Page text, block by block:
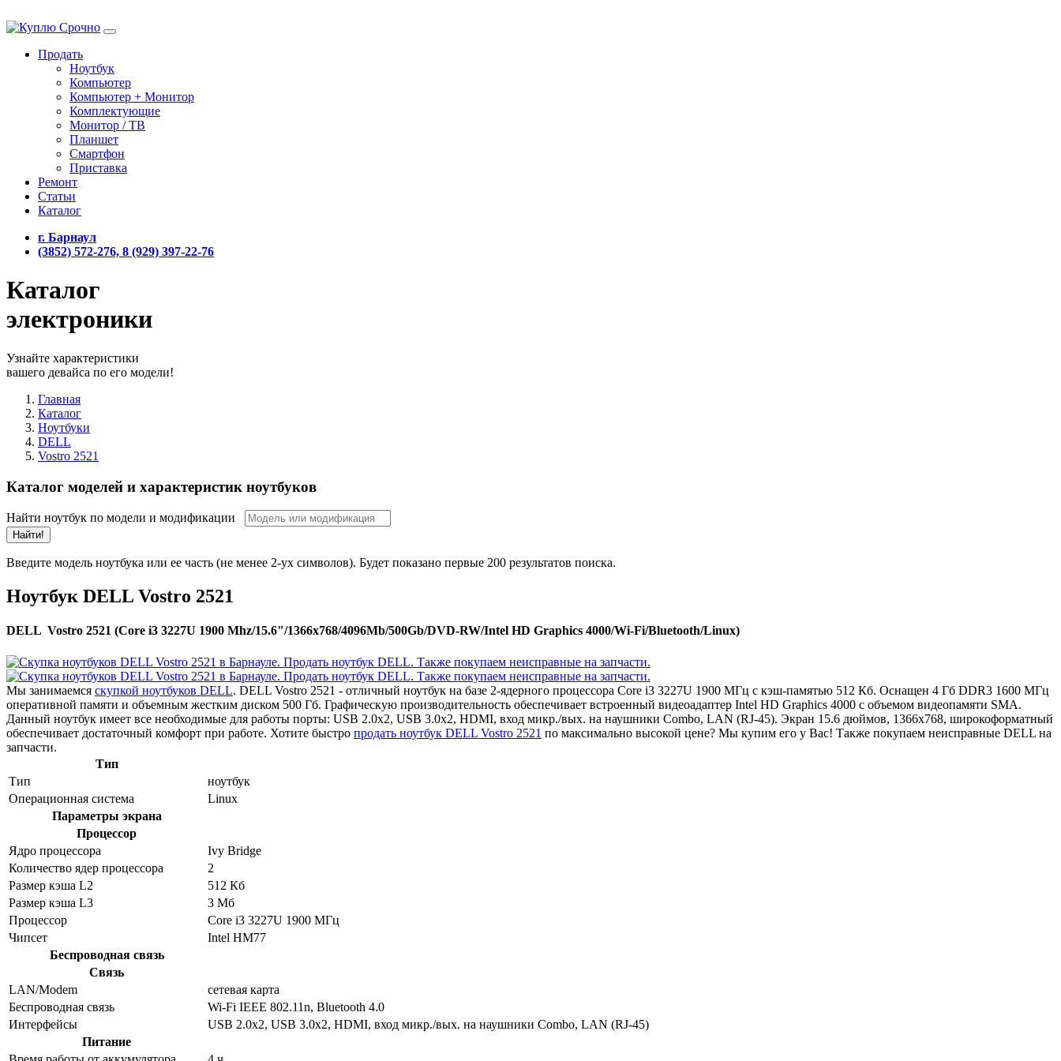
Продать
Ноутбук
Компьютер
Компьютер + Монитор
Комплектующие
Монитор / ТВ
Планшет
Смартфон
Приставка
Ремонт
Статьи
Каталог
г. Барнаул
(3852) 572-276, 8 (929) 397-22-76
Каталог
электроники
Узнайте характеристики
вашего девайса по его модели!
Главная
Каталог
Ноутбуки
DELL
Vostro 2521
Каталог моделей и характеристик ноутбуков
Найти ноутбук по модели и модификации
Найти!
Введите модель ноутбука или ее часть (не менее 2-ух символов). Будет показано первые 200 результатов поиска.
Ноутбук DELL Vostro 2521
DELL Vostro 2521 (Core i3 3227U 1900 Mhz/15.6"/1366x768/4096Mb/500Gb/DVD-RW/Intel HD Graphics 4000/Wi-Fi/Bluetooth/Linux)
Мы занимаемся скупкой ноутбуков DELL. DELL Vostro 2521 - отличный ноутбук на базе 2-ядерного процессора Core i3 3227U 1900 МГц с кэш-памятью 512 Кб. Оснащен 4 Гб DDR3 1600 МГц
оперативной памяти и объемным жестким диском 500 Гб. Графическую производительность обеспечивает встроенный видеоадаптер Intel HD Graphics 4000 с объемом видеопамяти SMA.
Данный ноутбук имеет все необходимые для работы порты: USB 2.0x2, USB 3.0x2, HDMI, вход микр./вых. на наушники Combo, LAN (RJ-45). Экран 15.6 дюймов, 1366x768, широкоформатный
обеспечивает достаточный комфорт при работе. Хотите быстро продать ноутбук DELL Vostro 2521 по максимально высокой цене? Мы купим его у Вас! Также покупаем неисправные DELL на
запчасти.
Тип
Тип
ноутбук
Операционная система
Linux
Параметры экрана
Процессор
Ядро процессора
Ivy Bridge
Количество ядер процессора
2
Размер кэша L2
512 Кб
Размер кэша L3
3 Мб
Процессор
Core i3 3227U 1900 МГц
Чипсет
Intel HM77
Беспроводная связь
Связь
LAN/Modem
сетевая карта
Беспроводная связь
Wi-Fi IEEE 802.11n, Bluetooth 4.0
Интерфейсы
USB 2.0x2, USB 3.0x2, HDMI, вход микр./вых. на наушники Combo, LAN (RJ-45)
Питание